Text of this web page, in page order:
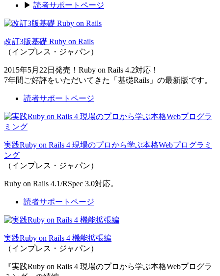
▶ 読者サポートページ
改訂3版基礎 Ruby on Rails
（インプレス・ジャパン）
2015年5月22日発売！Ruby on Rails 4.2対応！
7年間ご好評をいただいてきた「基礎Rails」の最新版です。
読者サポートページ
実践Ruby on Rails 4 現場のプロから学ぶ本格Webプログラミ
ング
（インプレス・ジャパン）
Ruby on Rails 4.1/RSpec 3.0対応。
読者サポートページ
実践Ruby on Rails 4 機能拡張編
（インプレス・ジャパン）
『実践Ruby on Rails 4 現場のプロから学ぶ本格Webプログラ